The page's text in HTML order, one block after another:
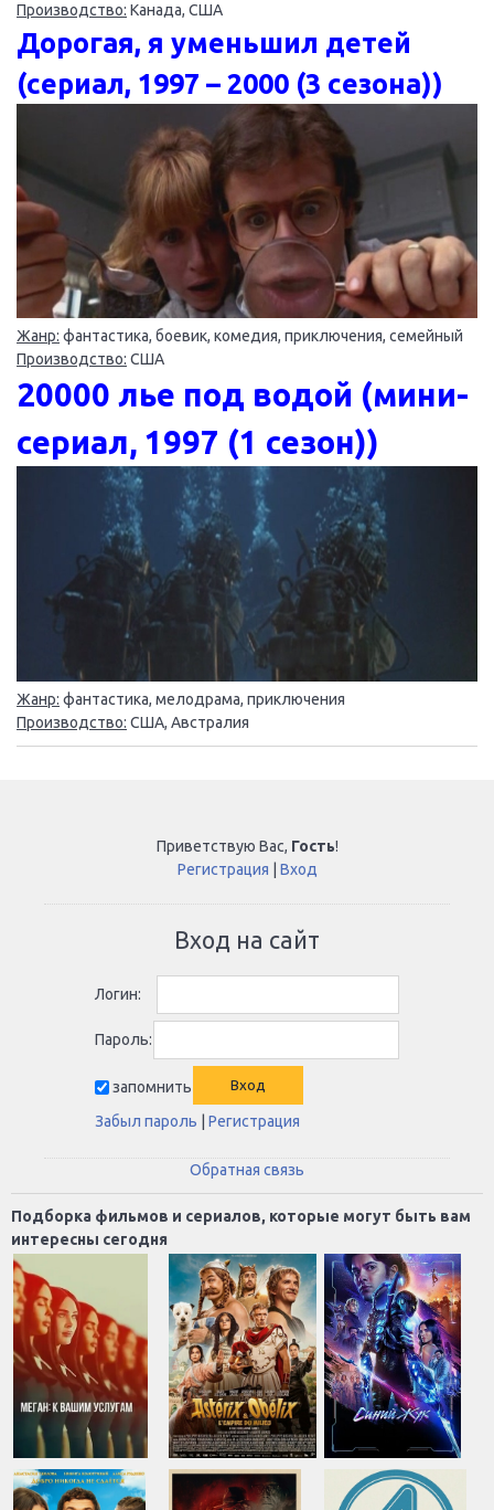
Производство: Канада, США
Дорогая, я уменьшил детей
(сериал, 1997 – 2000 (3 сезона))
Жанр: фантастика, боевик, комедия, приключения, семейный
Производство: США
20000 лье под водой (мини-
сериал, 1997 (1 сезон))
Жанр: фантастика, мелодрама, приключения
Производство: США, Австралия
Приветствую Вас, Гость!
Регистрация
Вход
Вход на сайт
Логин:
Пароль:
запомнить
Забыл пароль
Регистрация
Обратная связь
Подборка фильмов и сериалов, которые могут быть вам
интересны сегодня